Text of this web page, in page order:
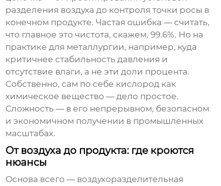
разделения воздуха до контроля точки росы в
конечном продукте. Частая ошибка — считать,
что главное это чистота, скажем, 99.6%. Но на
практике для металлургии, например, куда
критичнее стабильность давления и
отсутствие влаги, а не эти доли процента.
Собственно, сам по себе кислород как
химическое вещество — дело простое.
Сложность — в его непрерывном, безопасном
и экономичном получении в промышленных
масштабах.
От воздуха до продукта: где кроются
нюансы
Основа всего — воздухоразделительная